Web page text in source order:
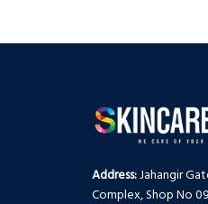
Address:Jahangir
Complex, Shop No